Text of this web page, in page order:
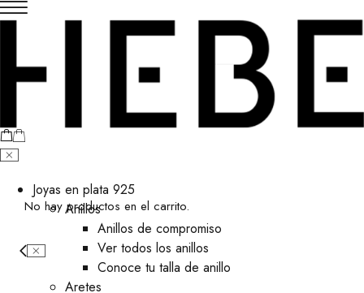
No hay productos en el carrito.
Joyas en plata 925
Anillos
Anillos de compromiso
Ver todos los anillos
Conoce tu talla de anillo
Aretes